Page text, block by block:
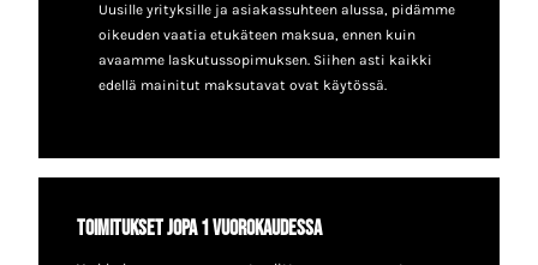
Uusille yrityksille ja asiakassuhteen alussa, pidämme
oikeuden vaatia etukäteen maksua, ennen kuin
avaamme laskutussopimuksen. Siihen asti kaikki
edellä mainitut maksutavat ovat käytössä.
Toimitukset jopa 1 vuorokaudessa